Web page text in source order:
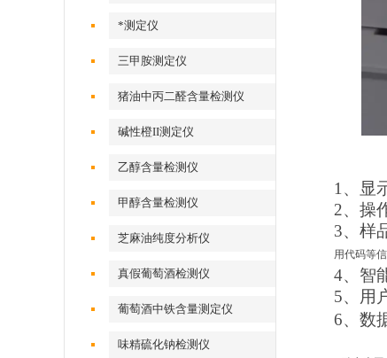
*测定仪
三甲胺测定仪
猪油中丙二醛含量检测仪
碱性橙II测定仪
乙醇含量检测仪
甲醇含量检测仪
芝麻油纯度分析仪
真假葡萄酒检测仪
葡萄酒中铁含量测定仪
味精硫化钠检测仪
1、显
2、操
3、样
用代码等
4、智
5、用
6、数